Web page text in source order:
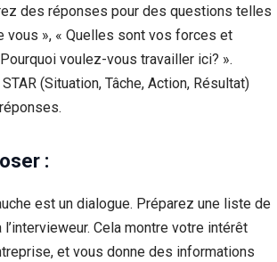
des réponses pour des questions telles
vous », « Quelles sont vos forces et
voulez-vous travailler ici? ».
(Situation, Tâche, Action, Résultat)
:
est un dialogue. Préparez une liste de
Cela montre votre intérêt
et vous donne des informations